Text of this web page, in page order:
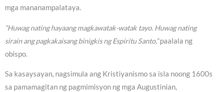
mga mananampalataya.
“Huwag nating hayaang magkawatak-watak tayo. Huwag nating
sirain ang pagkakaisang binigkis ng Espiritu Santo,”paalala ng
obispo.
Sa kasaysayan, nagsimula ang Kristiyanismo sa isla noong 1600s
sa pamamagitan ng pagmimisyon ng mga Augustinian,